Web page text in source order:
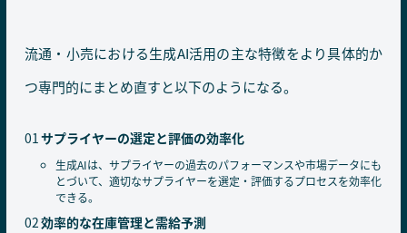
流通・小売における生成AI活用の主な特徴をより具体的か
つ専門的にまとめ直すと以下のようになる。
サプライヤーの選定と評価の効率化
生成AIは、サプライヤーの過去のパフォーマンスや市場データにも
とづいて、適切なサプライヤーを選定・評価するプロセスを効率化
できる。
効率的な在庫管理と需給予測